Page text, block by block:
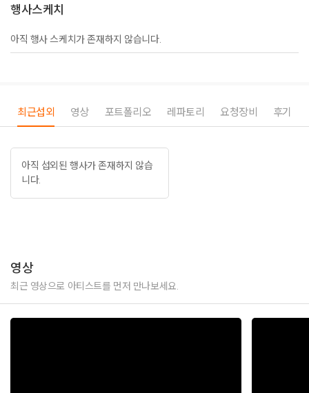
행사스케치
아직 행사 스케치가 존재하지 않습니다.
최근섭외 영상 포트폴리오 레파토리 요청장비 후기
아직 섭외된 행사가 존재하지 않습
니다.
영상
최근 영상으로 아티스트를 먼저 만나보세요.